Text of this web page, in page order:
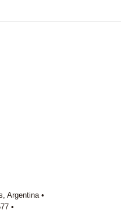
Argentina •
•